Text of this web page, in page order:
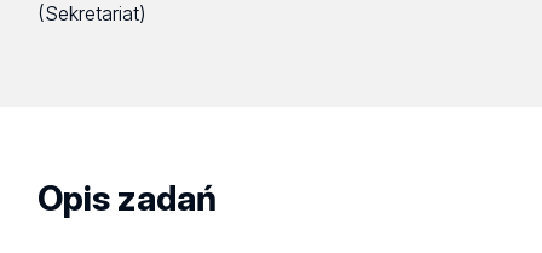
(Sekretariat)
Opis zadań